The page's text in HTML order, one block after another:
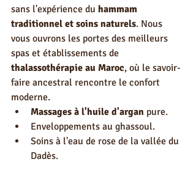
sans l'expérience du hammam
traditionnel et soins naturels. Nous
vous ouvrons les portes des meilleurs
spas et établissements de
thalassothérapie au Maroc, où le savoir-
faire ancestral rencontre le confort
moderne.
Massages à l'huile d'argan pure.
Enveloppements au ghassoul.
Soins à l'eau de rose de la vallée du
Dadès.